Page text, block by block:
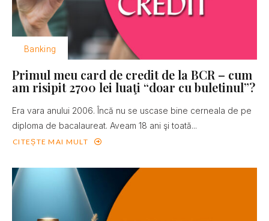
Banking
Primul meu card de credit de la BCR – cum
am risipit 2700 lei luaţi “doar cu buletinul”?
Era vara anului 2006. Încă nu se uscase bine cerneala de pe
diploma de bacalaureat. Aveam 18 ani şi toată...
CITEȘTE MAI MULT